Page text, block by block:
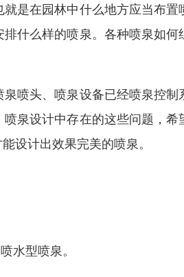
是在园林中什么地方应当布
什么样的喷泉。各种喷泉如
喷头、喷泉设备已经喷泉控
泉设计中存在的这些问题，
设计出效果完美的喷泉。
水型喷泉。